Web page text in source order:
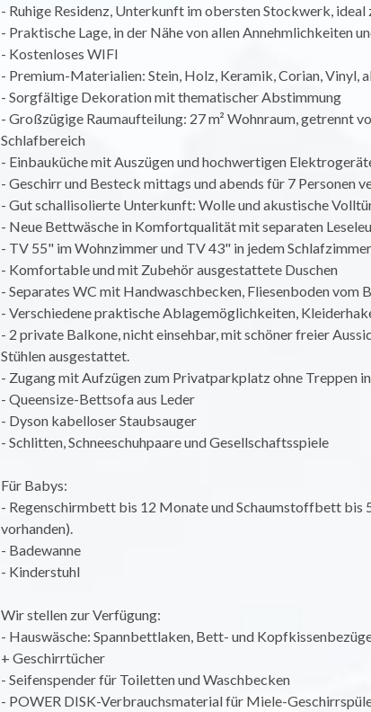
- Ruhige Residenz, Unterkunft im obersten Stockwerk, ideal
- Praktische Lage, in der Nähe von allen Annehmlichkeiten
- Kostenloses WIFI
- Premium-Materialien: Stein, Holz, Keramik, Corian, Vinyl,
- Sorgfältige Dekoration mit thematischer Abstimmung
- Großzügige Raumaufteilung: 27 m² Wohnraum, getrennt
Schlafbereich
- Einbauküche mit Auszügen und hochwertigen
- Geschirr und Besteck mittags und abends für 7 Personen
- Gut schallisolierte Unterkunft: Wolle und akustische
- Neue Bettwäsche in Komfortqualität mit separaten
- TV 55" im Wohnzimmer und TV 43" in jedem
- Komfortable und mit Zubehör ausgestattete Duschen
- Separates WC mit Handwaschbecken, Fliesenboden vom
- Verschiedene praktische Ablagemöglichkeiten,
- 2 private Balkone, nicht einsehbar, mit schöner freier
Stühlen ausgestattet.
- Zugang mit Aufzügen zum Privatparkplatz ohne Treppen
- Queensize-Bettsofa aus Leder
- Dyson kabelloser Staubsauger
- Schlitten, Schneeschuhpaare und Gesellschaftsspiele
Für Babys:
- Regenschirmbett bis 12 Monate und Schaumstoffbett bis
vorhanden).
- Badewanne
- Kinderstuhl
Wir stellen zur Verfügung:
- Hauswäsche: Spannbettlaken, Bett- und
+ Geschirrtücher
- Seifenspender für Toiletten und Waschbecken
- POWER DISK-Verbrauchsmaterial für Miele-